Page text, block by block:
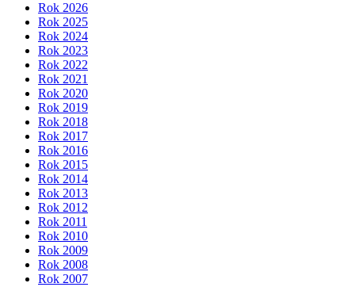
Rok 2026
Rok 2025
Rok 2024
Rok 2023
Rok 2022
Rok 2021
Rok 2020
Rok 2019
Rok 2018
Rok 2017
Rok 2016
Rok 2015
Rok 2014
Rok 2013
Rok 2012
Rok 2011
Rok 2010
Rok 2009
Rok 2008
Rok 2007